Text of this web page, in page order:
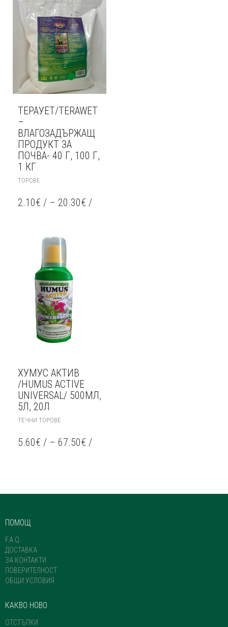
ТЕРАУЕТ/TERAWET
–
ВЛАГОЗАДЪРЖАЩ
ПРОДУКТ ЗА
ПОЧВА- 40 Г, 100 Г,
1 КГ
ТОРОВЕ
HAS
MULTIPLE
OPTIONS
MAY
BE
CHOSEN
ON
THE
PRODUCT
PAGE
2.10€ / – 20.30€ /
ХУМУС АКТИВ
/HUMUS ACTIVE
UNIVERSAL/ 500МЛ,
5Л, 20Л
ТЕЧНИ ТОРОВЕ
HAS
MULTIPLE
5.60€ / – 67.50€ /
ПОМОЩ
F.A.Q.
ДОСТАВКА
ЗА КОНТАКТИ
ПОВЕРИТЕЛНОСТ
ОБЩИ УСЛОВИЯ
КАКВО НОВО
ОТСТЪПКИ